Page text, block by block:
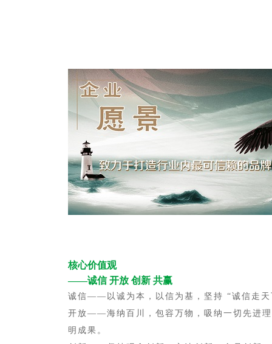
核心价值观
——诚信 开放 创新 共赢
诚信——以诚为本，以信为基，坚持 “诚信走天
开放——海纳百川，包容万物，吸纳一切先进
明成果。